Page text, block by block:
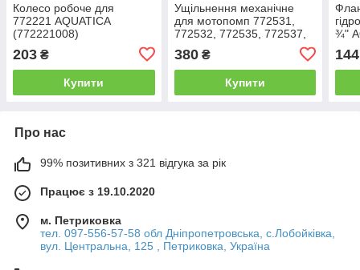
Колесо робоче для
772221 AQUATICA
(772221008)
203 ₴
Купити
Ущільнення механічне
для мотопомп 772531,
772532, 772535, 772537,
772539, 772551, 772557
AQUATICA
380₴
Купити
¾"
144
Про нас
99% позитивних з 321 відгука за рік
Працює з 19.10.2020
м. Петриковка
тел. 097-556-57-58 обл Дніпропетровська, с.Лобойківка,
вул. Центральна, 125 , Петриковка, Україна